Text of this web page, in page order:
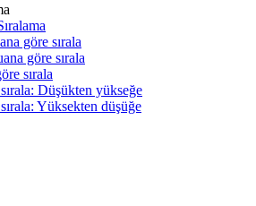
göre sırala
göre sırala
sırala
Düşükten yükseğe
Yüksekten düşüğe